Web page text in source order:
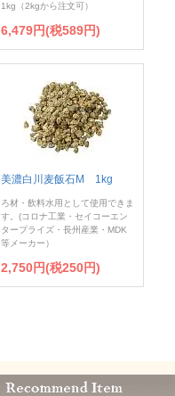
1kg（2kgから注文可）
6,479円(税589円)
美濃白川麦飯石M 1kg
ろ材・飲料水用として使用できま
す。(コロナ工業・セイコーエン
タープライズ・長州産業・MDK
等メーカー）
2,750円(税250円)